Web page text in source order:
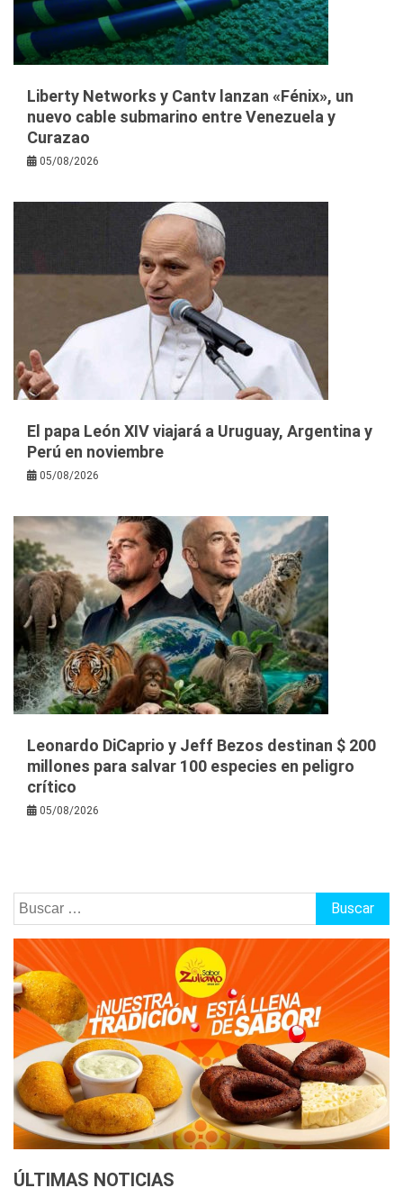
Liberty Networks y Cantv lanzan «Fénix», un
nuevo cable submarino entre Venezuela y
Curazao
05/08/2026
El papa León XIV viajará a Uruguay, Argentina y
Perú en noviembre
05/08/2026
Leonardo DiCaprio y Jeff Bezos destinan $ 200
millones para salvar 100 especies en peligro
crítico
05/08/2026
Buscar:
ÚLTIMAS NOTICIAS